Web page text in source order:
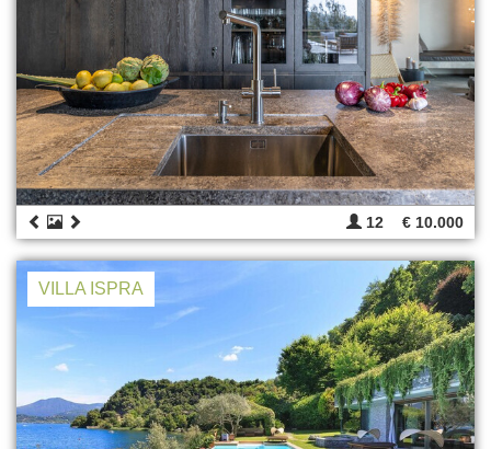
12 € 10.000
VILLA ISPRA